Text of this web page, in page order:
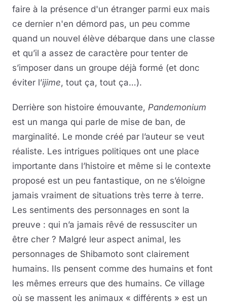
faire à la présence d'un étranger parmi eux mais
ce dernier n'en démord pas, un peu comme
quand un nouvel élève débarque dans une classe
et qu’il a assez de caractère pour tenter de
s’imposer dans un groupe déjà formé (et donc
éviter l’ijime, tout ça, tout ça…).
Derrière son histoire émouvante, Pandemonium
est un manga qui parle de mise de ban, de
marginalité. Le monde créé par l’auteur se veut
réaliste. Les intrigues politiques ont une place
importante dans l’histoire et même si le contexte
proposé est un peu fantastique, on ne s’éloigne
jamais vraiment de situations très terre à terre.
Les sentiments des personnages en sont la
preuve : qui n’a jamais rêvé de ressusciter un
être cher ? Malgré leur aspect animal, les
personnages de Shibamoto sont clairement
humains. Ils pensent comme des humains et font
les mêmes erreurs que des humains. Ce village
où se massent les animaux « différents » est un